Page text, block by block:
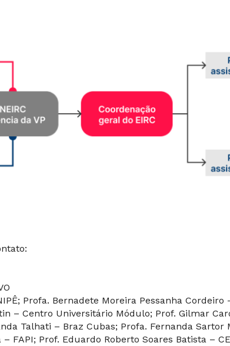
Profa. Bernadete Moreira Pessanha Cordeiro
– Centro Universitário Módulo; Prof. Gilmar
Talhati – Braz Cubas; Profa. Fernanda Sartor
FAPI; Prof. Eduardo Roberto Soares Batista –